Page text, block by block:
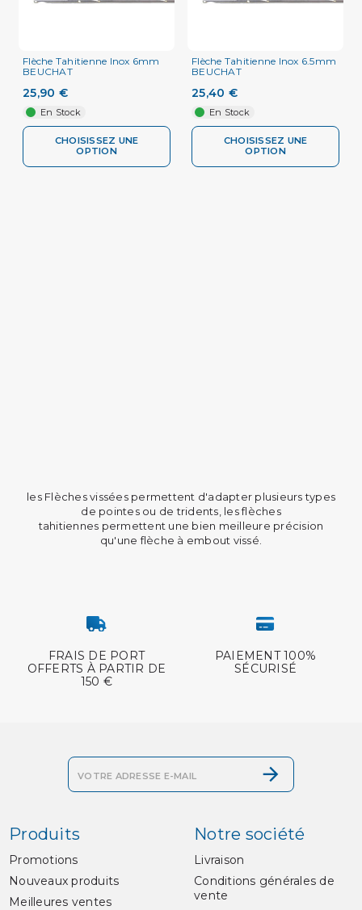
Flèche Tahitienne Inox 6mm
BEUCHAT
25,90 €
En Stock
CHOISISSEZ UNE
OPTION
Flèche Tahitienne Inox 6.5mm
BEUCHAT
25,40 €
En Stock
CHOISISSEZ UNE
OPTION
les Flèches vissées permettent d'adapter plusieurs types
de pointes ou de tridents, les flèches
tahitiennes permettent une bien meilleure précision
qu'une flèche à embout vissé.
FRAIS DE PORT
OFFERTS À PARTIR DE
150 €
PAIEMENT 100%
SÉCURISÉ
Produits
Promotions
Nouveaux produits
Meilleures ventes
Notre société
Livraison
Conditions générales de
vente